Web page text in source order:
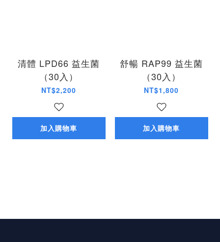
清體 LPD66 益生菌
（30入）
NT$2,200
加入購物車
舒暢 RAP99 益生菌
（30入）
NT$1,800
加入購物車